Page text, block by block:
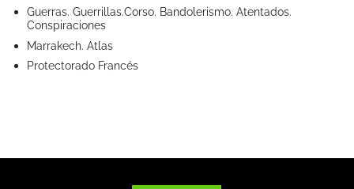
Guerras. Guerrillas.Corso. Bandolerismo. Atentados.
Conspiraciones
Marrakech. Atlas
Protectorado Francés